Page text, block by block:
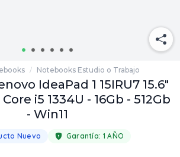
/ Notebooks Estudio o Trabajo
IdeaPad 1 15IRU7 15.6"
i5 1334U - 16Gb - 512Gb
- Win11
Nuevo Garantía: 1 AÑO